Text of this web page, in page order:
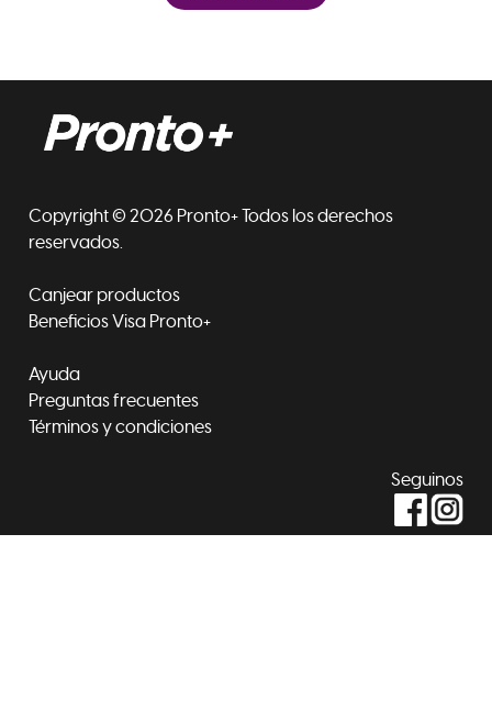
Copyright © 2026 Pronto+ Todos los derechos
reservados.
Canjear productos
Beneficios Visa Pronto+
Ayuda
Preguntas frecuentes
Términos y condiciones
Seguinos